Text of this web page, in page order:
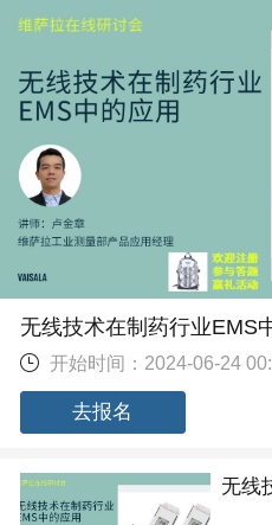
无线技术在制药行业EMS
开始时间：2024-06-24
去报名
无线